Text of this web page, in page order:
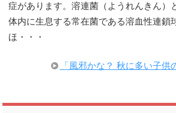
症があります。溶連菌（ようれんきん）
体内に生息する常在菌である溶血性連鎖
ほ・・・
「風邪かな？ 秋に多い子供